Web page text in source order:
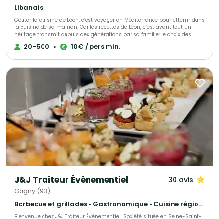
Libanais
Goûter la cuisine de Léon, c’est voyager en Méditerranée pour atterrir dans
la cuisine de sa maman. Car les recettes de Léon, c‘est avant tout un
héritage transmit depuis des générations par sa famille: le choix des
ingrédients, la patience de laisser mijoter et surtout, la passion et l‘amour
du bien manger ! Ce que Leon propose, c‘est une cuisine familiale, des
20-500 • 10€ / pers min.
J&J Traiteur Événementiel 30 avis
Gagny (93)
Barbecue et grillades • Gastronomique • Cuisine régionale
Bienvenue chez J&J Traiteur Événementiel. Société située en Seine-Saint-